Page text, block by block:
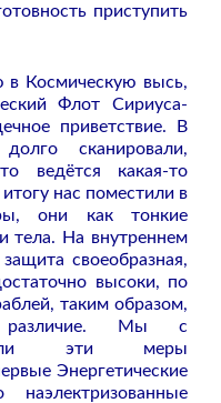
приступить
в Космическую высь,
Флот Сириуса-
приветствие. В
сканировали,
ведётся какая-то
нас поместили в
они как тонкие
тела. На внутреннем
своеобразная,
высоки, по
таким образом,
различие. Мы с
эти меры
Энергетические